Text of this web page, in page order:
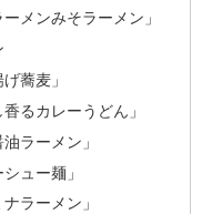
メンみそラーメン」
蕎麦」
るカレーうどん」
ラーメン」
ュー麺」
ラーメン」